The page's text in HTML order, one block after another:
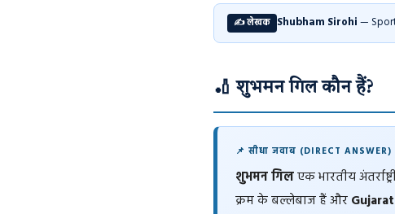
✍️ लेखक Shubham Sirohi—
🏏 शुभमन गिल कौन हैं?
📌 सीधा जवाब (DIRECT ANSWER)
शुभमन गिलएक भारतीय
क्रम के बल्लेबाज हैं और